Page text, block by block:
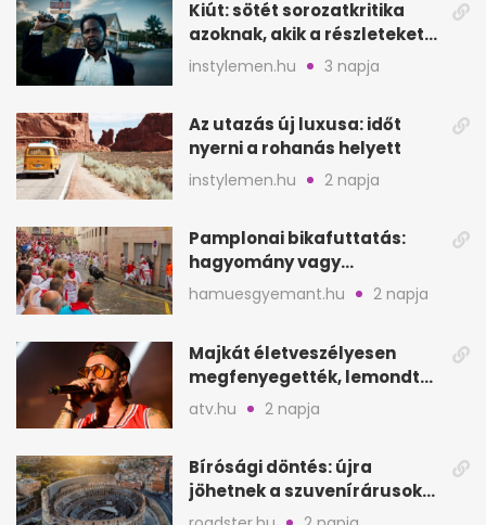
Kiút: sötét sorozatkritika
azoknak, akik a részleteket
keresik
instylemen.hu 3 napja
Az utazás új luxusa: időt
nyerni a rohanás helyett
instylemen.hu 2 napja
Pamplonai bikafuttatás:
hagyomány vagy
értelmetlen vérontás?
hamuesgyemant.hu 2 napja
Majkát életveszélyesen
megfenyegették, lemondta
a sepsiszentgyörgyi
atv.hu 2 napja
Bírósági döntés: újra
jöhetnek a szuvenírárusok
Európa ikonikus helyére